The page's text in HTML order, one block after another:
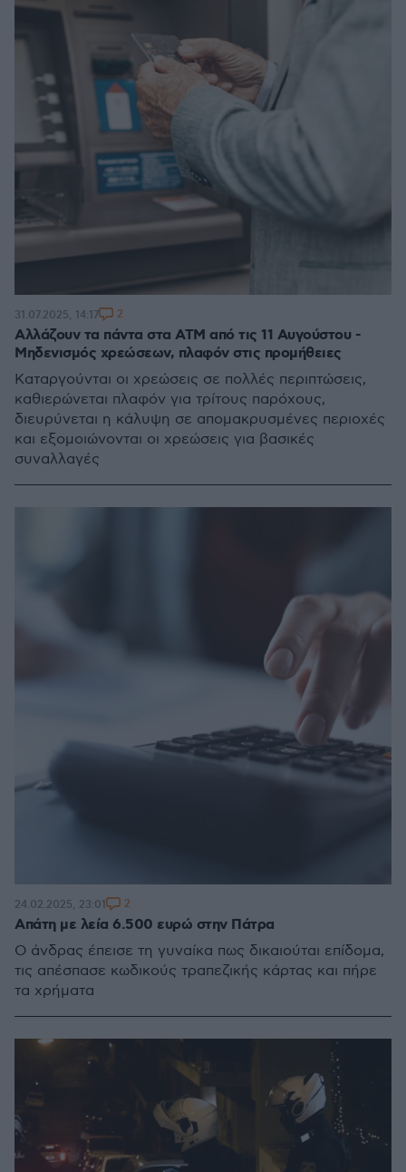
Αλλάζουν τα πάντα στα ΑΤΜ από τις 11 Αυγούστου -
Μηδενισμός χρεώσεων, πλαφόν στις προμήθειες
Καταργούνται οι χρεώσεις σε πολλές περιπτώσεις,
καθιερώνεται πλαφόν για τρίτους παρόχους,
διευρύνεται η κάλυψη σε απομακρυσμένες περιοχές
και εξομοιώνονται οι χρεώσεις για βασικές
συναλλαγές
31.07.2025, 14:17 2
Απάτη με λεία 6.500 ευρώ στην Πάτρα
Ο άνδρας έπεισε τη γυναίκα πως δικαιούται επίδομα,
τις απέσπασε κωδικούς τραπεζικής κάρτας και πήρε
τα χρήματα
24.02.2025, 23:01 2